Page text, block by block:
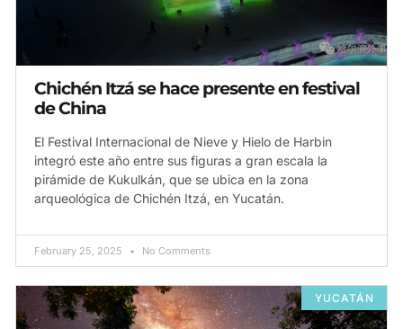
Chichén Itzá se hace presente en festival
de China
El Festival Internacional de Nieve y Hielo de Harbin
integró este año entre sus figuras a gran escala la
pirámide de Kukulkán, que se ubica en la zona
arqueológica de Chichén Itzá, en Yucatán.
February 25, 2025 No Comments
YUCATÁN